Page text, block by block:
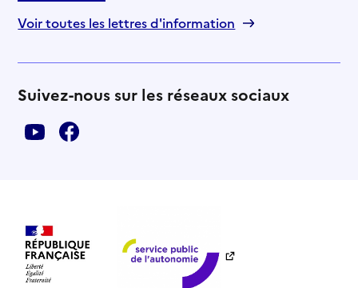
Voir toutes les lettres d'information
Suivez-nous sur les réseaux sociaux